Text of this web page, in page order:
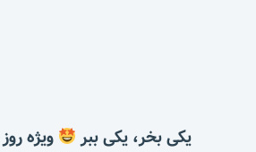
یکی بخر، یکی ببر ویژه